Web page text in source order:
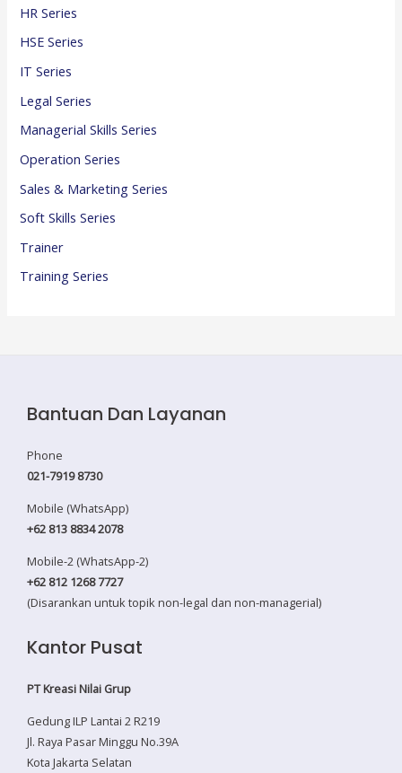
HR Series
HSE Series
IT Series
Legal Series
Managerial Skills Series
Operation Series
Sales & Marketing Series
Soft Skills Series
Trainer
Training Series
Bantuan Dan Layanan
Phone
021-7919 8730
Mobile (WhatsApp)
+62 813 8834 2078
Mobile-2 (WhatsApp-2)
+62 812 1268 7727
(Disarankan untuk topik non-legal dan non-managerial)
Kantor Pusat
PT Kreasi Nilai Grup
Gedung ILP Lantai 2 R219
Jl. Raya Pasar Minggu No.39A
Kota Jakarta Selatan